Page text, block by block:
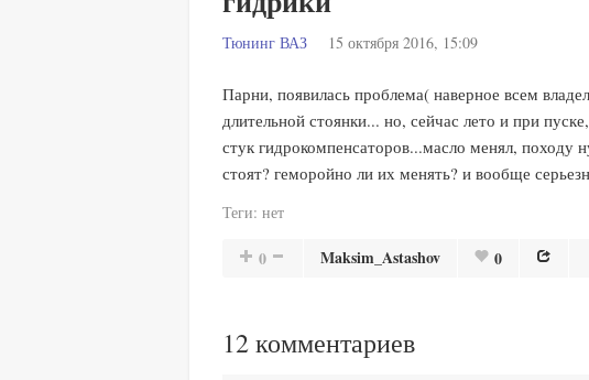
Тюнинг ВАЗ 15 октября 2016, 15:09
Парни, появилась проблема( наверное всем
длительной стоянки... но, сейчас лето и при
стук гидрокомпенсаторов...масло менял, походу
стоят? геморойно ли их менять? и вообще
Теги: нет
0 Maksim_Astashov 0
12 комментариев